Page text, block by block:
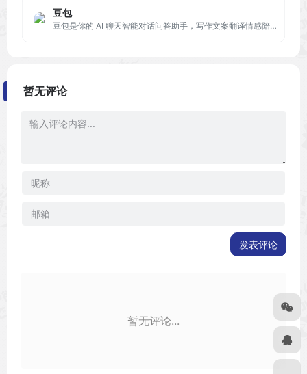
豆包
豆包是你的 AI 聊天智能对话问答助手，写作文案翻译情感陪伴编程全能工具。豆包为你答疑解惑，提供灵感，辅助创作，也可以和你畅聊任何你感兴趣的话题。
暂无评论
发表评论
暂无评论...